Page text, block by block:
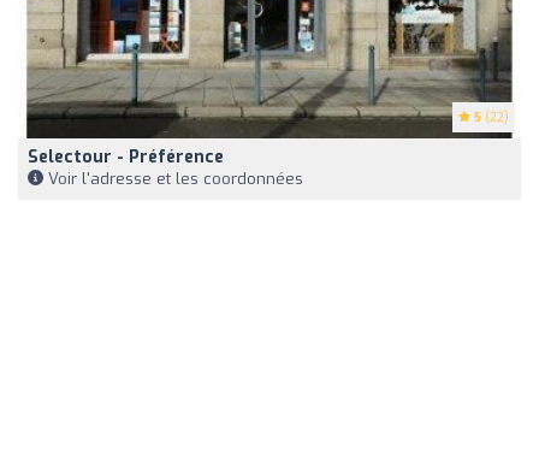
5 (22)
Selectour - Préférence
Voir l'adresse et les coordonnées